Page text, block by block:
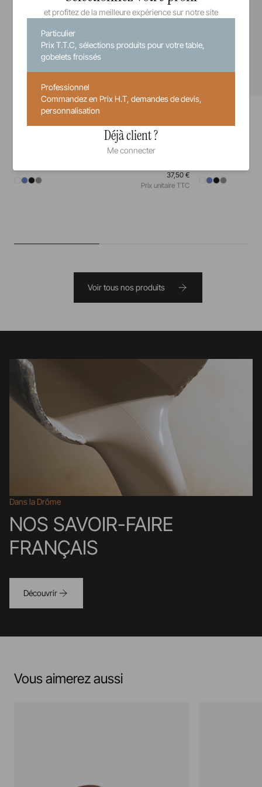
Assiette
37,50 €
Prix unitaire TTC
Equinoxe
Voir tous nos produits
Dans la Drôme
NOS SAVOIR-FAIRE
FRANÇAIS
Découvrir
Vous aimerez aussi
et profitez de la meilleure expérience sur notre site
Particulier
Prix T.T.C, sélections produits pour votre table,
gobelets froissés
Professionnel
Commandez en Prix H.T, demandes de devis,
personnalisation
Déjà client ?
Me connecter